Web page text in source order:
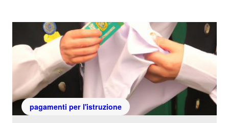
pagamenti per l'istruzione